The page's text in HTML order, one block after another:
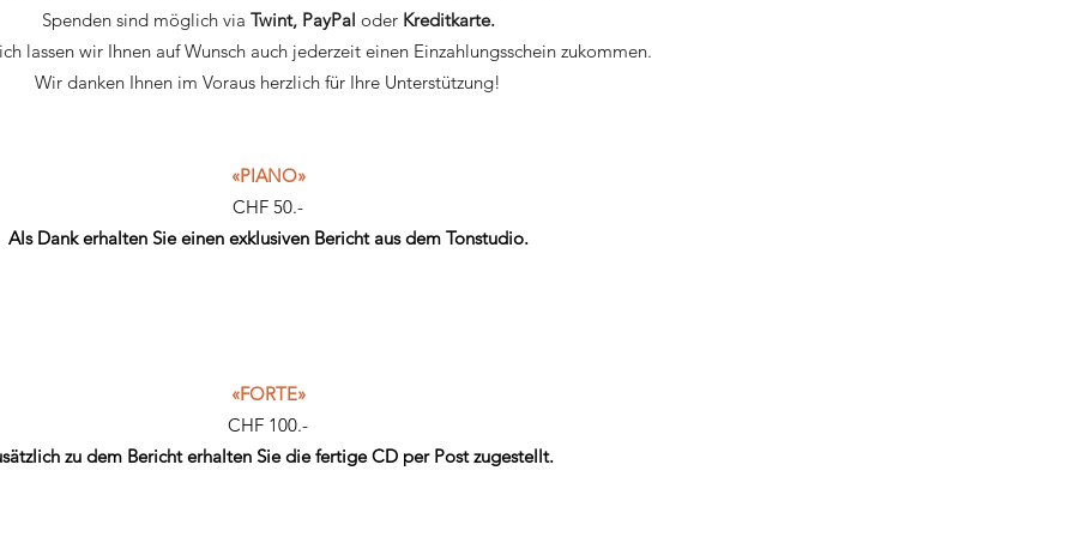
Spenden sind möglich via Twint, PayPal oder Kreditkarte.
lassen wir Ihnen auf Wunsch auch jederzeit einen Einzahlungsschein zukommen.
Wir danken Ihnen im Voraus herzlich für Ihre Unterstützung!
«PIANO»
CHF 50.-
Als Dank erhalten Sie einen exklusiven Bericht aus dem Tonstudio.
«FORTE»
CHF 100.-
zu dem Bericht erhalten Sie die fertige CD per Post zugestellt.